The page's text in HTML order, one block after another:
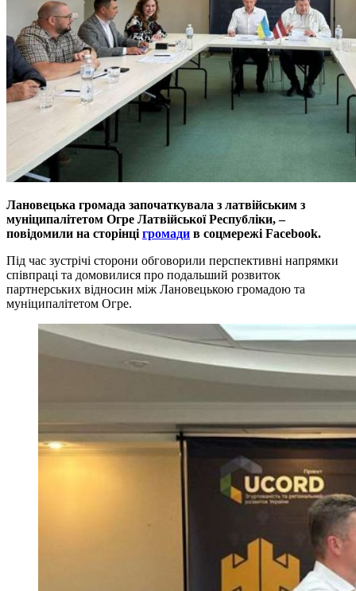
Лановецька громада започаткувала з латвійським з
муніципалітетом Огре Латвійської Республіки, –
повідомили на сторінці громади в соцмережі Facebook.
Під час зустрічі сторони обговорили перспективні напрямки
співпраці та домовилися про подальший розвиток
партнерських відносин між Лановецькою громадою та
муніципалітетом Огре.